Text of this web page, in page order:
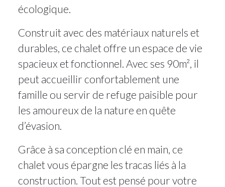
écologique.
Construit avec des matériaux naturels et
durables, ce chalet offre un espace de vie
spacieux et fonctionnel. Avec ses 90m², il
peut accueillir confortablement une
famille ou servir de refuge paisible pour
les amoureux de la nature en quête
d’évasion.
Grâce à sa conception clé en main, ce
chalet vous épargne les tracas liés à la
construction. Tout est pensé pour votre